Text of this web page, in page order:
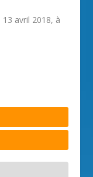
avril 2018, à